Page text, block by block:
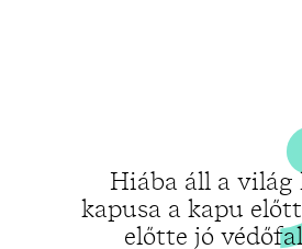
Hiába áll a világ
kapusa a kapu
előtte jó